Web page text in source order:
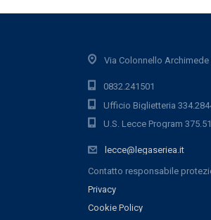
Via Colonnello
0832.241501
Ufficio Biglietteria
U.S. Lecce Program
lecce@legaseriea.it
Contatto responsabile
Privacy
Cookie Policy